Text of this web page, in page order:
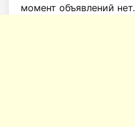
момент объявлений нет.